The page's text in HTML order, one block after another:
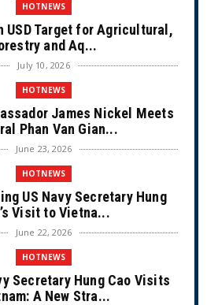
HOTNEWS
USD Target for Agricultural,
and Aq...
July 10, 2026
HOTNEWS
James Nickel Meets
Phan Van Gian...
June 23, 2026
HOTNEWS
US Navy Secretary Hung
Visit to Vietna...
June 22, 2026
HOTNEWS
Secretary Hung Cao Visits
A New Stra...